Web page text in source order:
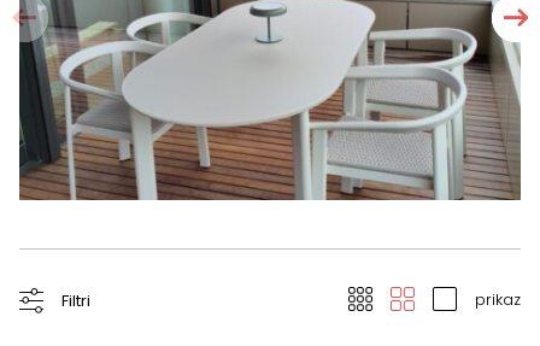
Filtri prikaz